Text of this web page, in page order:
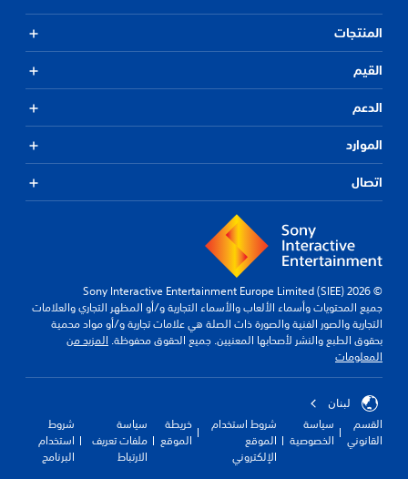
المنتجات
القيم
الدعم
الموارد
اتصال
© 2026 Sony Interactive Entertainment Europe Limited (SIEE)
جميع المحتويات وأسماء الألعاب والأسماء التجارية و/أو المظهر التجاري والعلامات
التجارية والصور الفنية والصورة ذات الصلة هي علامات تجارية و/أو مواد محمية
بحقوق الطبع والنشر لأصحابها المعنيين. جميع الحقوق محفوظة. المزيد من
المعلومات
لبنان
القسم
القانوني
سياسة
الخصوصية
شروط استخدام
الموقع
الإلكتروني
خريطة
الموقع
سياسة
ملفات تعريف
الارتباط
شروط
استخدام
البرنامج